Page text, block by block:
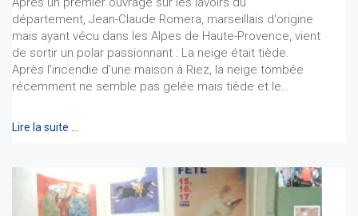
département, Jean-Claude Romera, marseillais d'origine
mais ayant vécu dans les Alpes de Haute-Provence, vient
de sortir un polar passionnant : La neige était tiède.
Après l'incendie d'une maison à Riez, la neige tombée
récemment ne semble pas gelée mais tiède et le…
Lire la suite …